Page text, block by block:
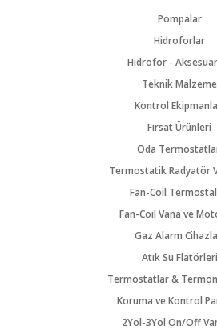
Pompalar
Hidroforlar
Hidrofor -
Teknik Malzeme
Kontrol
Fırsat Ürünleri
Oda
Termostatik Radyatör
Fan-Coil
Fan-Coil Vana ve
Gaz Alarm
Atık Su Flatörleri
Termostatlar &
Koruma ve Kontrol
2Yol-3Yol On/Off